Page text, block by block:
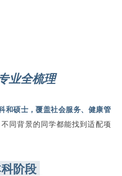
业全梳理
和硕士，覆盖社会服务、健康管
不同背景的同学都能找到适配项
阶段